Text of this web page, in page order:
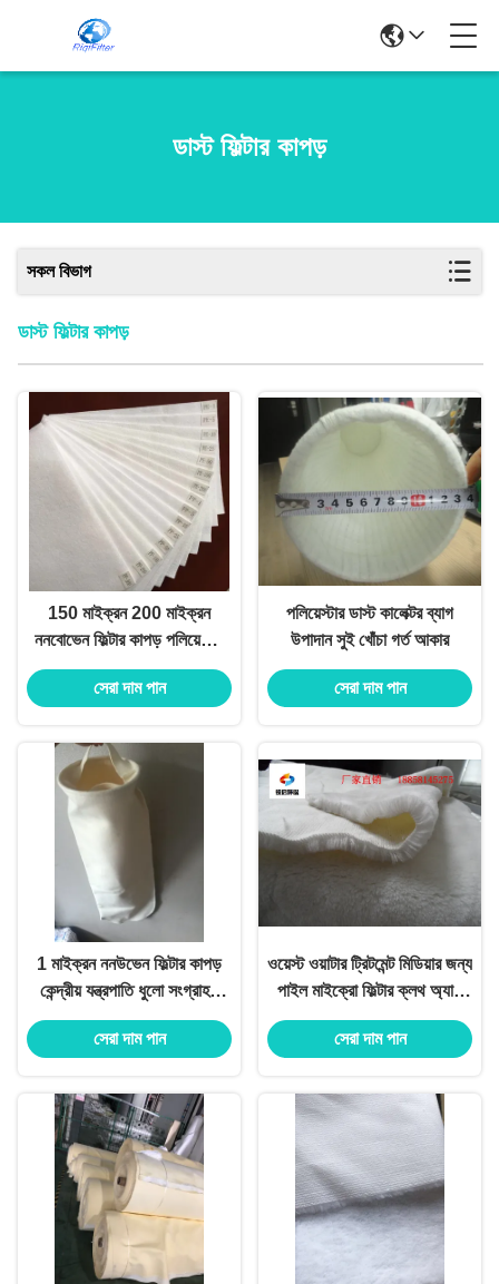
ডাস্ট ফিল্টার কাপড়
সকল বিভাগ
ডাস্ট ফিল্টার কাপড়
150 মাইক্রন 200 মাইক্রন
ননবোভেন ফিল্টার কাপড় পলিয়েস্টার
উচ্চ তাপমাত্রা গ্রেড
সেরা দাম পান
পলিয়েস্টার ডাস্ট কালেক্টর ব্যাগ
উপাদান সুই খোঁচা গর্ত আকার
সেরা দাম পান
1 মাইক্রন ননউভেন ফিল্টার কাপড়
কেন্দ্রীয় যন্ত্রপাতি ধুলো সংগ্রাহক
ব্যাগ
সেরা দাম পান
ওয়েস্ট ওয়াটার ট্রিটমেন্ট মিডিয়ার জন্য
পাইল মাইক্রো ফিল্টার ক্লথ অ্যান্টি
অ্যালকালাইন
সেরা দাম পান